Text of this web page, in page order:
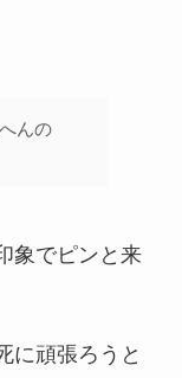
んの
象でピンと来
に頑張ろうと